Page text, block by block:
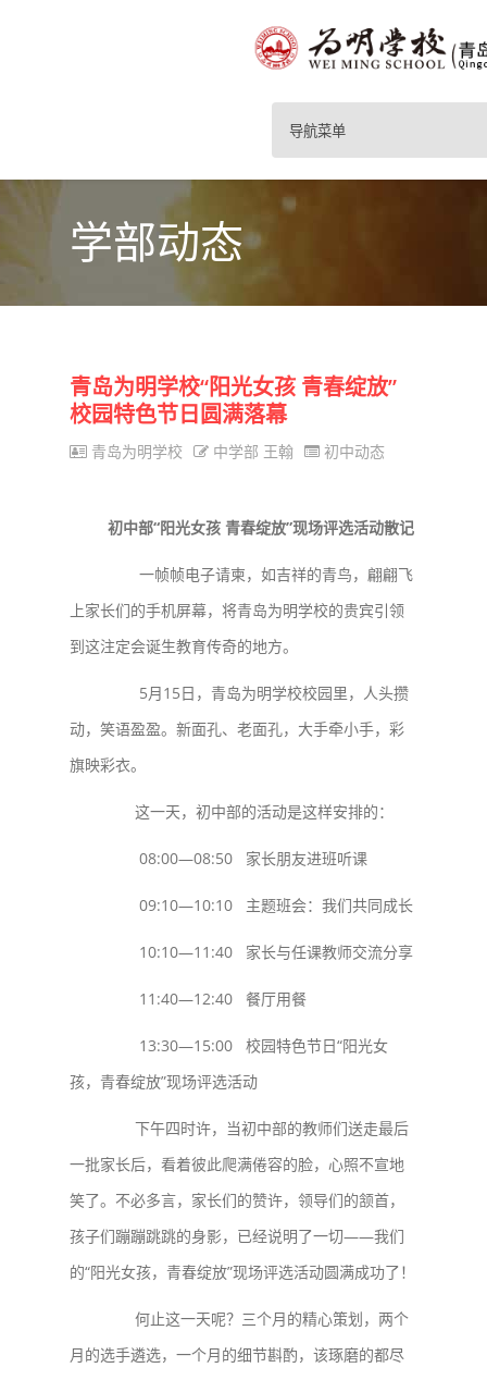
导航菜单
学部动态
青岛为明学校“阳光女孩 青春绽放”
校园特色节日圆满落幕
青岛为明学校 中学部 王翰 初中动态
初中部“阳光女孩 青春绽放”现场评选活动散记
一帧帧电子请柬，如吉祥的青鸟，翩翩飞
上家长们的手机屏幕，将青岛为明学校的贵宾引领
到这注定会诞生教育传奇的地方。
5月15日，青岛为明学校校园里，人头攒
动，笑语盈盈。新面孔、老面孔，大手牵小手，彩
旗映彩衣。
这一天，初中部的活动是这样安排的：
08:00—08:50 家长朋友进班听课
09:10—10:10 主题班会：我们共同成长
10:10—11:40 家长与任课教师交流分享
11:40—12:40 餐厅用餐
13:30—15:00 校园特色节日“阳光女
孩，青春绽放”现场评选活动
下午四时许，当初中部的教师们送走最后
一批家长后，看着彼此爬满倦容的脸，心照不宣地
笑了。不必多言，家长们的赞许，领导们的颔首，
孩子们蹦蹦跳跳的身影，已经说明了一切——我们
的“阳光女孩，青春绽放”现场评选活动圆满成功了！
何止这一天呢？三个月的精心策划，两个
月的选手遴选，一个月的细节斟酌，该琢磨的都尽